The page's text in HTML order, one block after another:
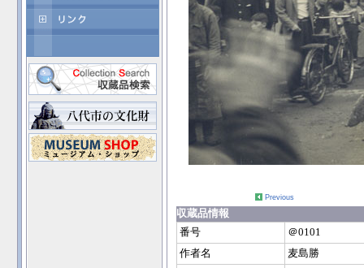
Previous
収蔵品情報
番号
＠0101
作者名
麦島勝